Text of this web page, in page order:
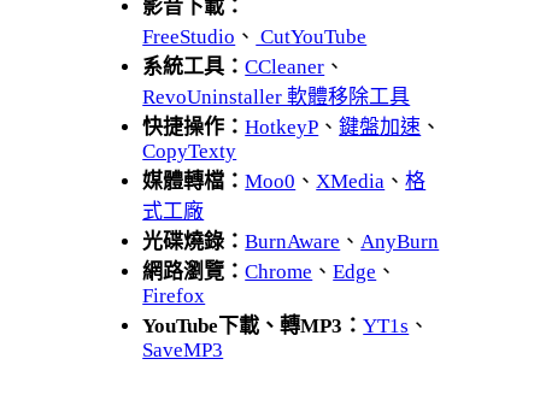
影音下載：
FreeStudio 、 CutYouTube
系統工具：CCleaner 、
RevoUninstaller 軟體移除工具
快捷操作：HotkeyP 、鍵盤加速 、
CopyTexty
媒體轉檔：Moo0 、 XMedia 、格
式工廠
光碟燒錄：BurnAware 、 AnyBurn
網路瀏覽：Chrome 、Edge 、
Firefox
YouTube下載、轉MP3：YT1s 、
SaveMP3